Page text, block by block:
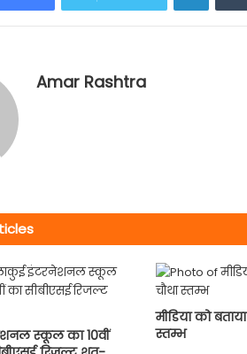
Amar Rashtra
स्कूल का 10वीं
मीडिया को
स्तम्भ